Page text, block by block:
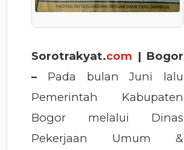
Sorotrakyat.com | Bogor
– Pada bulan Juni lalu
Pemerintah Kabupaten
Bogor melalui Dinas
Pekerjaan Umum &